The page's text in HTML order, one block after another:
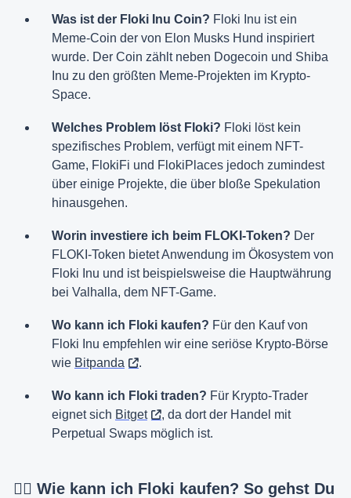
Was ist der Floki Inu Coin? Floki Inu ist ein
Meme-Coin der von Elon Musks Hund inspiriert
wurde. Der Coin zählt neben Dogecoin und Shiba
Inu zu den größten Meme-Projekten im Krypto-
Space.
Welches Problem löst Floki? Floki löst kein
spezifisches Problem, verfügt mit einem NFT-
Game, FlokiFi und FlokiPlaces jedoch zumindest
über einige Projekte, die über bloße Spekulation
hinausgehen.
Worin investiere ich beim FLOKI-Token? Der
FLOKI-Token bietet Anwendung im Ökosystem von
Floki Inu und ist beispielsweise die Hauptwährung
bei Valhalla, dem NFT-Game.
Wo kann ich Floki kaufen? Für den Kauf von
Floki Inu empfehlen wir eine seriöse Krypto-Börse
wie Bitpanda .
Wo kann ich Floki traden? Für Krypto-Trader
eignet sich Bitget
, da dort der Handel mit
Perpetual Swaps möglich ist.
👉🏼 Wie kann ich Floki kaufen? So gehst Du